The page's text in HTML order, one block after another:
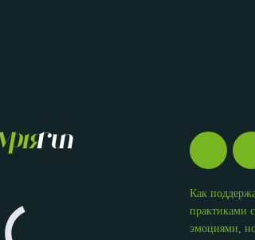
Как
практиками
эмоциями,